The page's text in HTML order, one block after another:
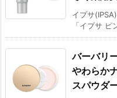
イプサ
「イプサ
バーバリ
やわらか
スパウダ